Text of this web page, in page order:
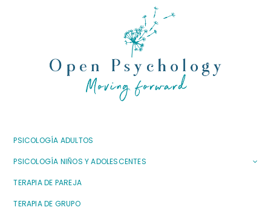
PSICOLOGÍA ADULTOS
PSICOLOGÍA NIÑOS Y ADOLESCENTES
TERAPIA DE PAREJA
TERAPIA DE GRUPO